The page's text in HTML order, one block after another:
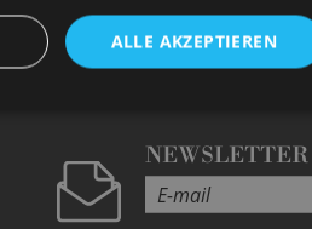
NEWSLETTER
ALLE AKZEPTIEREN